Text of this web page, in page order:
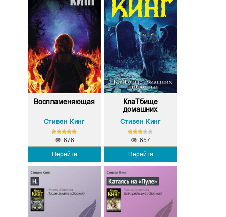
Воспламеняющая
Стивен Кинг
Перейти
676
КлаТбище
домашних
Стивен Кинг
Перейти
657